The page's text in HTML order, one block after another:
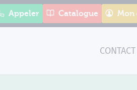
Appeler Catalogue Mon
CONTACT